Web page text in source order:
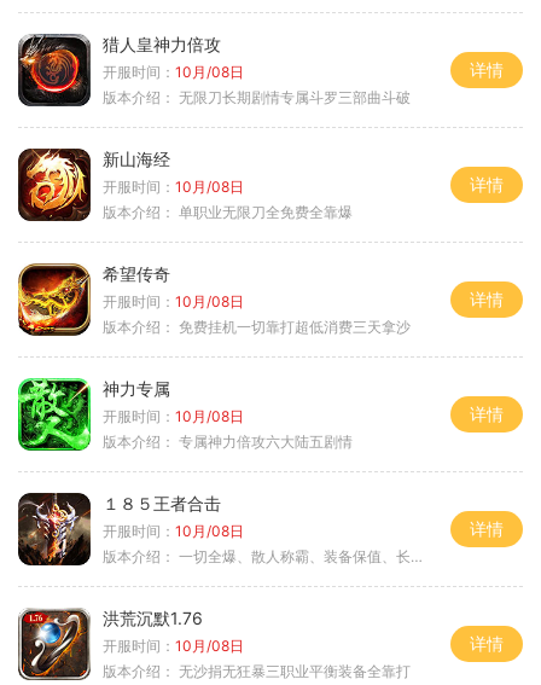
猎人皇神力倍攻
开服时间： 10月/08日
版本介绍： 无限刀长期剧情专属斗罗三部曲斗破
详情
新山海经
开服时间： 10月/08日
版本介绍： 单职业无限刀全免费全靠爆
详情
希望传奇
开服时间： 10月/08日
版本介绍： 免费挂机一切靠打超低消费三天拿沙
详情
神力专属
开服时间： 10月/08日
版本介绍： 专属神力倍攻六大陆五剧情
详情
１８５王者合击
开服时间： 10月/08日
版本介绍： 一切全爆、散人称霸、装备保值、长期耐玩
详情
洪荒沉默1.76
开服时间： 10月/08日
版本介绍： 无沙捐无狂暴三职业平衡装备全靠打
详情